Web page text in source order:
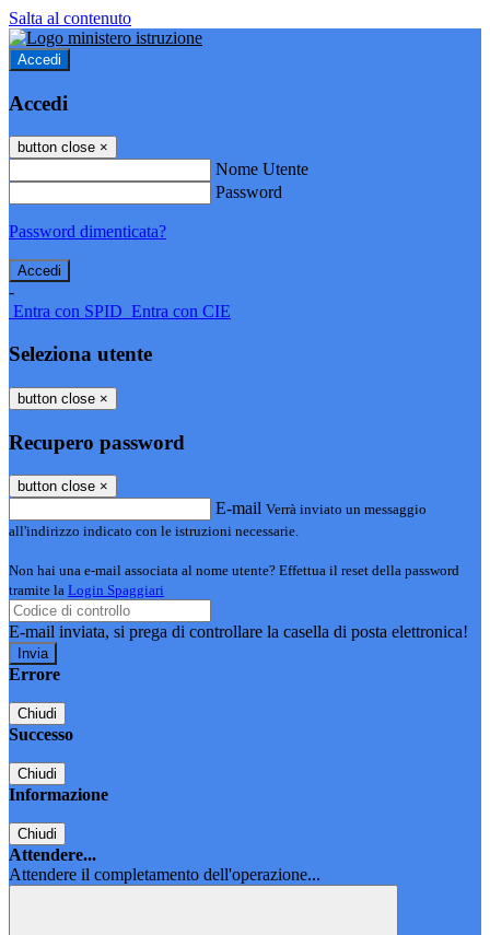
Salta al contenuto
Accedi
Accedi
button close ×
Nome Utente
Password
Password dimenticata?
-
Entra con SPID Entra con CIE
Seleziona utente
button close ×
Recupero password
button close ×
E-mail Verrà inviato un messaggio
all'indirizzo indicato con le istruzioni necessarie.
Non hai una e-mail associata al nome utente? Effettua il reset della password
tramite la Login Spaggiari
E-mail inviata, si prega di controllare la casella di posta elettronica!
Errore
Chiudi
Successo
Chiudi
Informazione
Chiudi
Attendere...
Attendere il completamento dell'operazione...